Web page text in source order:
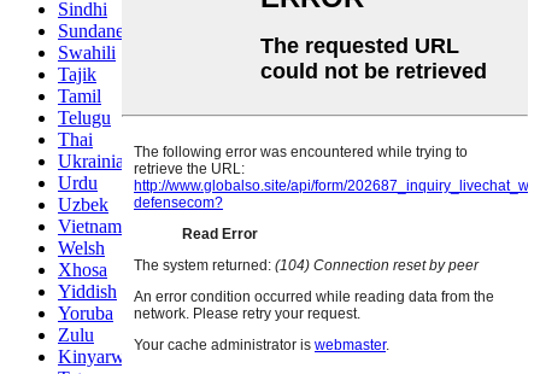
Sindhi
Sundanese
Swahili
Tajik
Tamil
Telugu
Thai
Ukrainian
Urdu
Uzbek
Vietnamese
Welsh
Xhosa
Yiddish
Yoruba
Zulu
Kinyarwanda